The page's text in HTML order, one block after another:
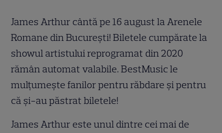
James Arthur cântă pe 16 august la Arenele
Romane din București! Biletele cumpărate la
showul artistului reprogramat din 2020
rămân automat valabile. BestMusic le
mulțumește fanilor pentru răbdare și pentru
că și-au păstrat biletele!
James Arthur este unul dintre cei mai de